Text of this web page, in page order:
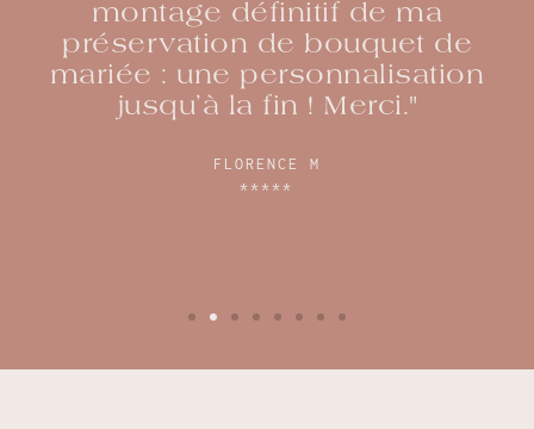
montage définitif de ma
préservation de bouquet de
mariée : une personnalisation
jusqu’à la fin ! Merci."
FLORENCE M
*****